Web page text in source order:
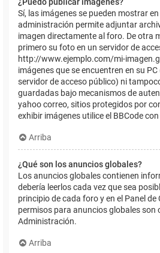
Sí, las imágenes se pueden mostrar
administración permite adjuntar
imagen directamente al foro. De otra
primero su foto en un servidor de
http://www.ejemplo.com/mi-
imágenes que se encuentren en su
servidor de acceso público) ni
guardadas bajo mecanismos de
yahoo correo, sitios protegidos por
exhibir imágenes utilice el BBCode
Arriba
¿Qué son los anuncios globales?
Los anuncios globales contienen
debería leerlos cada vez que sea
principio de cada foro y en el Panel
permisos para anuncios globales son
Administración.
Arriba